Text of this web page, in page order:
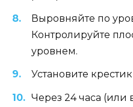
Выровняйте по
Контролируйте
уровнем.
Установите
Через 24 часа (или